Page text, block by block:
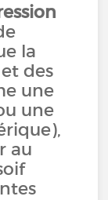
la
des
une
une
au